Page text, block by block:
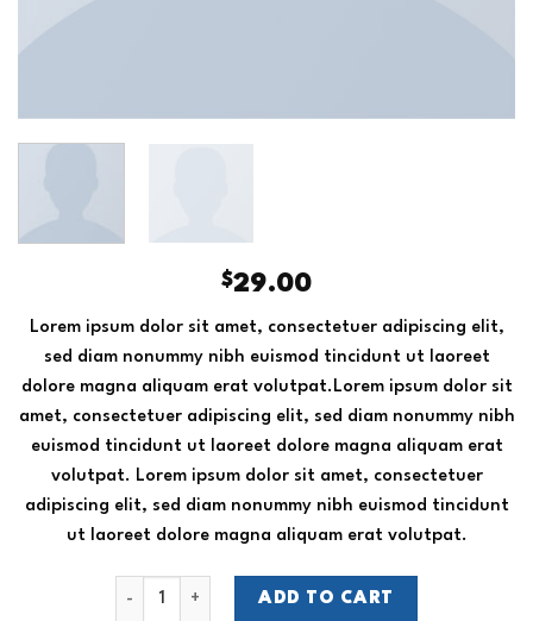
$29.00
Lorem ipsum dolor sit amet, consectetuer adipiscing elit,
sed diam nonummy nibh euismod tincidunt ut laoreet
dolore magna aliquam erat volutpat.Lorem ipsum dolor sit
amet, consectetuer adipiscing elit, sed diam nonummy nibh
euismod tincidunt ut laoreet dolore magna aliquam erat
volutpat. Lorem ipsum dolor sit amet, consectetuer
adipiscing elit, sed diam nonummy nibh euismod tincidunt
ut laoreet dolore magna aliquam erat volutpat.
Weekend in San Fransico quantity
ADD TO CART